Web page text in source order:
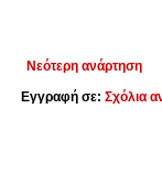
Νεότερη ανάρτηση
Εγγραφή σε: Σχόλια